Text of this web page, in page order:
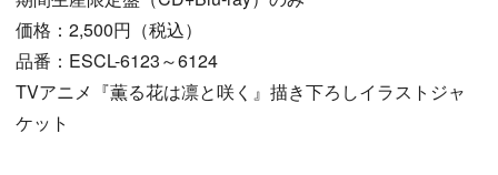
価格：2,500円（税込）
品番：ESCL-6123～6124
TVアニメ『薫る花は凛と咲く』描き下ろしイラストジャ
ケット